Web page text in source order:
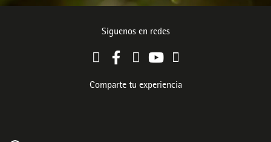
Síguenos en redes
Comparte tu experiencia